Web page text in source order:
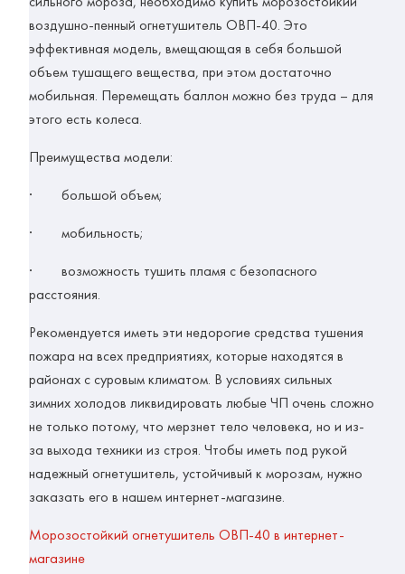
воздушно-пенный огнетушитель ОВП-40. Это
эффективная модель, вмещающая в себя большой
объем тушащего вещества, при этом достаточно
мобильная. Перемещать баллон можно без труда – для
этого есть колеса.
Преимущества модели:
· большой объем;
· мобильность;
· возможность тушить пламя с безопасного
расстояния.
Рекомендуется иметь эти недорогие средства тушения
пожара на всех предприятиях, которые находятся в
районах с суровым климатом. В условиях сильных
зимних холодов ликвидировать любые ЧП очень сложно
не только потому, что мерзнет тело человека, но и из-
за выхода техники из строя. Чтобы иметь под рукой
надежный огнетушитель, устойчивый к морозам, нужно
заказать его в нашем интернет-магазине.
Морозостойкий огнетушитель ОВП-40 в интернет-
магазине